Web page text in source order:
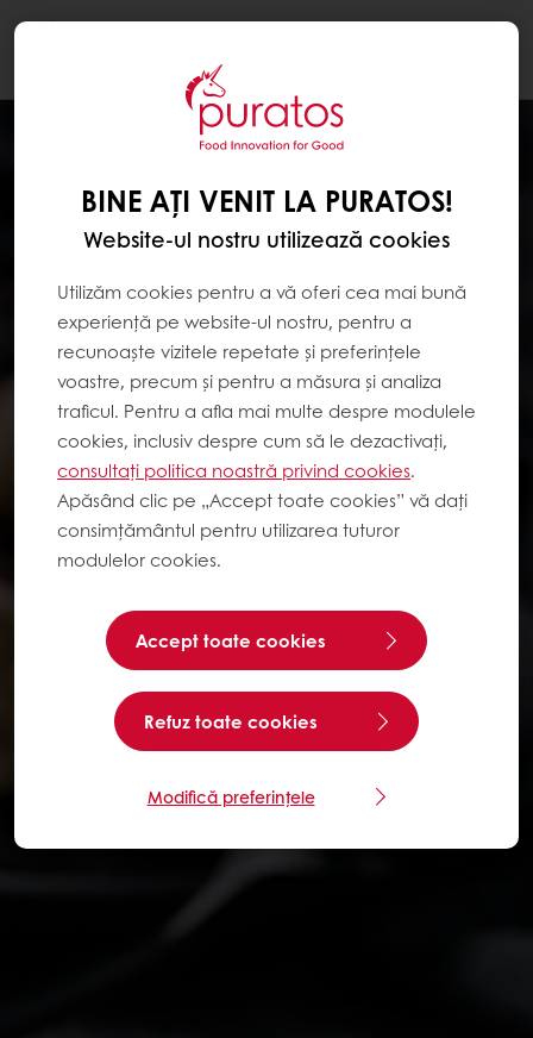
BINE AȚI VENIT LA PURATOS!
Website-ul nostru utilizează cookies
Utilizăm cookies pentru a vă oferi cea mai bună
experiență pe website-ul nostru, pentru a
recunoaște vizitele repetate și preferințele
voastre, precum și pentru a măsura și analiza
traficul. Pentru a afla mai multe despre modulele
cookies, inclusiv despre cum să le dezactivați,
consultați politica noastră privind cookies.
Apăsând clic pe „Accept toate cookies” vă dați
consimțământul pentru utilizarea tuturor
modulelor cookies.
Accept toate cookies
Refuz toate cookies
Modifică preferințele